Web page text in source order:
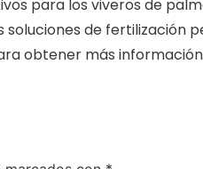
para los viveros de
de fertilización
obtener más